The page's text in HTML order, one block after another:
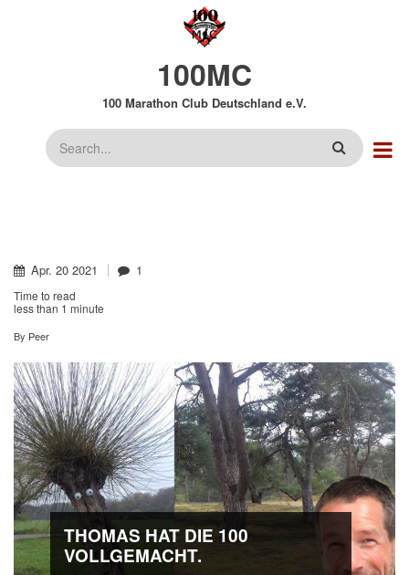
100MC
100 Marathon Club Deutschland e.V.
Suche
Apr. 20 2021 1
Time to read
less than 1 minute
By Peer
THOMAS HAT DIE 100
VOLLGEMACHT.